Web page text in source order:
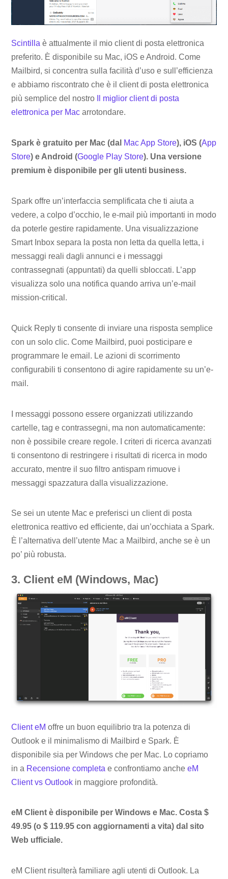
Scintilla è attualmente il mio client di posta elettronica
preferito. È disponibile su Mac, iOS e Android. Come
Mailbird, si concentra sulla facilità d’uso e sull’efficienza
e abbiamo riscontrato che è il client di posta elettronica
più semplice del nostro
Il miglior client di posta
elettronica per Mac arrotondare.
Spark è gratuito per Mac (dal Mac App Store), iOS (App
Store) e Android (Google Play Store). Una versione
premium è disponibile per gli utenti business.
Spark offre un’interfaccia semplificata che ti aiuta a
vedere, a colpo d’occhio, le e-mail più importanti in modo
da poterle gestire rapidamente. Una visualizzazione
Smart Inbox separa la posta non letta da quella letta, i
messaggi reali dagli annunci e i messaggi
contrassegnati (appuntati) da quelli sbloccati. L’app
visualizza solo una notifica quando arriva un’e-mail
mission-critical.
Quick Reply ti consente di inviare una risposta semplice
con un solo clic. Come Mailbird, puoi posticipare e
programmare le email. Le azioni di scorrimento
configurabili ti consentono di agire rapidamente su un’e-
mail.
I messaggi possono essere organizzati utilizzando
cartelle, tag e contrassegni, ma non automaticamente:
non è possibile creare regole. I criteri di ricerca avanzati
ti consentono di restringere i risultati di ricerca in modo
accurato, mentre il suo filtro antispam rimuove i
messaggi spazzatura dalla visualizzazione.
Se sei un utente Mac e preferisci un client di posta
elettronica reattivo ed efficiente, dai un’occhiata a Spark.
È l’alternativa dell’utente Mac a Mailbird, anche se è un
po’ più robusta.
3. Client eM (Windows, Mac)
Client eM offre un buon equilibrio tra la potenza di
Outlook e il minimalismo di Mailbird e Spark. È
disponibile sia per Windows che per Mac. Lo copriamo
in a Recensione completa e confrontiamo ancheeM
Client vs Outlook in maggiore profondità.
eM Client è disponibile per Windows e Mac. Costa $
49.95 (o $ 119.95 con aggiornamenti a vita) dal sito
Web ufficiale.
eM Client risulterà familiare agli utenti di Outlook. La